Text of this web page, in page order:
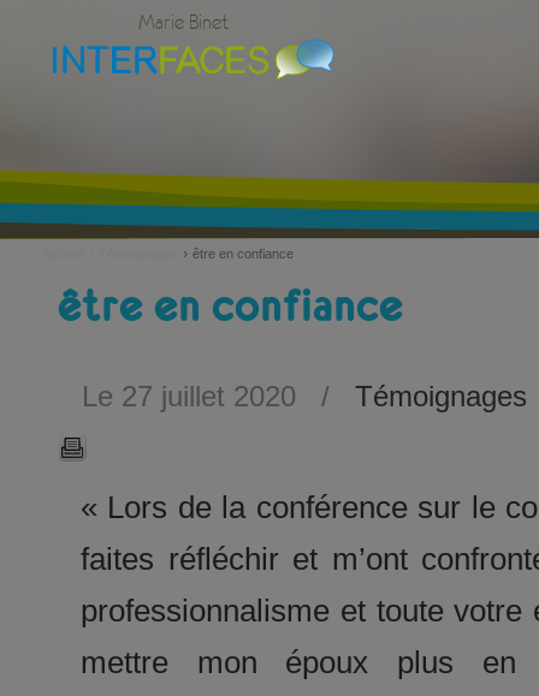
Marie Binet
› être en confiance
être en confiance
Le 27 juillet 2020 / Témoignages
« Lors de la conférence sur le
faites réfléchir et m’ont
professionnalisme et toute
mettre mon époux plus en